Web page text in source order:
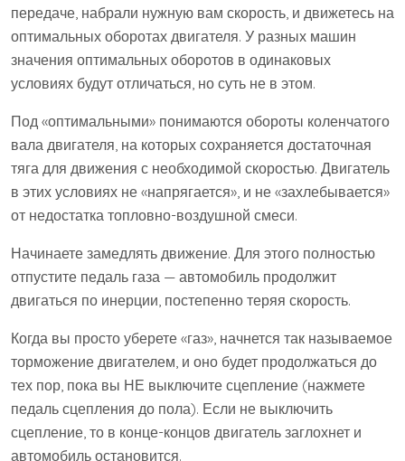
передаче, набрали нужную вам скорость, и движетесь на
оптимальных оборотах двигателя. У разных машин
значения оптимальных оборотов в одинаковых
условиях будут отличаться, но суть не в этом.
Под «оптимальными» понимаются обороты коленчатого
вала двигателя, на которых сохраняется достаточная
тяга для движения с необходимой скоростью. Двигатель
в этих условиях не «напрягается», и не «захлебывается»
от недостатка топловно-воздушной смеси.
Начинаете замедлять движение. Для этого полностью
отпустите педаль газа — автомобиль продолжит
двигаться по инерции, постепенно теряя скорость.
Когда вы просто уберете «газ», начнется так называемое
торможение двигателем, и оно будет продолжаться до
тех пор, пока вы НЕ выключите сцепление (нажмете
педаль сцепления до пола). Если не выключить
сцепление, то в конце-концов двигатель заглохнет и
автомобиль остановится.